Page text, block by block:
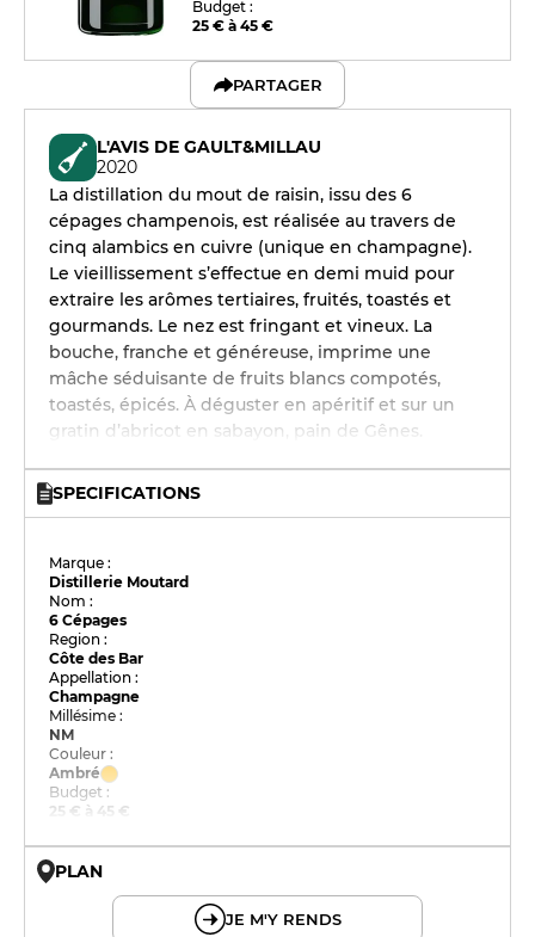
Budget :
25 € à 45 €
PARTAGER
L'AVIS DE GAULT&MILLAU
2020
La distillation du mout de raisin, issu des 6
cépages champenois, est réalisée au travers de
cinq alambics en cuivre (unique en champagne).
Le vieillissement s’effectue en demi muid pour
extraire les arômes tertiaires, fruités, toastés et
gourmands. Le nez est fringant et vineux. La
bouche, franche et généreuse, imprime une
mâche séduisante de fruits blancs compotés,
toastés, épicés. À déguster en apéritif et sur un
gratin d’abricot en sabayon, pain de Gênes.
SPECIFICATIONS
Marque :
Distillerie Moutard
Nom :
6 Cépages
Region :
Côte des Bar
Appellation :
Champagne
Millésime :
NM
Couleur :
Ambré
Budget :
25 € à 45 €
PLAN
JE M'Y RENDS